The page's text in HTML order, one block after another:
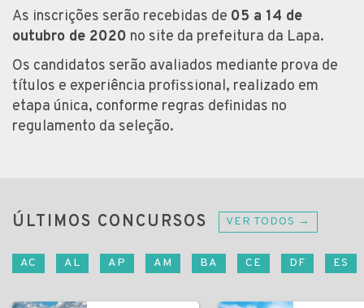
As inscrições serão recebidas de 05 a 14 de
outubro de 2020 no site da prefeitura da Lapa.
Os candidatos serão avaliados mediante prova de
títulos e experiência profissional, realizado em
etapa única, conforme regras definidas no
regulamento da seleção.
ÚLTIMOS CONCURSOS VER TODOS →
AC AL AP AM BA CE DF ES